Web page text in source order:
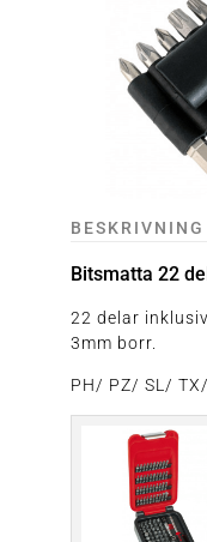
BESKRIVNING
Bitsmatta 22
22 delar
3mm borr.
PH/ PZ/ SL/